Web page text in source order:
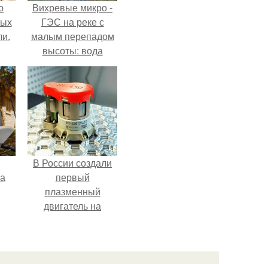
Вихревые микро -
ГЭС на реке с
малым перепадом
высоты: вода
закручивается в
бетонной камере и
вращает
вертикальную
турбину.
В России создали
первый
плазменный
двигатель на